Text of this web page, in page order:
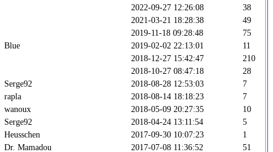
2022-09-27 12:26:08
38
2021-03-21 18:28:38
49
2019-11-18 09:28:48
75
Blue 2019-02-02 22:13:01
11
2018-12-27 15:42:47
210
2018-10-27 08:47:18
28
Serge92 2018-08-28 12:53:03
7
rapla 2018-08-14 18:18:23
7
wanoux 2018-05-09 20:27:35
10
Serge92 2018-04-24 13:11:54
5
Heusschen 2017-09-30 10:07:23
1
Dr. Mamadou 2017-07-08 11:36:52
51